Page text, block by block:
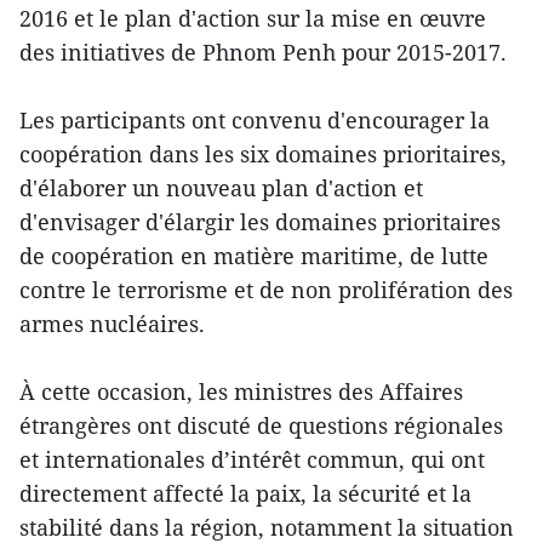
2016 et le plan d'action sur la mise en œuvre
des initiatives de Phnom Penh pour 2015-2017.
Les participants ont convenu d'encourager la
coopération dans les six domaines prioritaires,
d'élaborer un nouveau plan d'action et
d'envisager d'élargir les domaines prioritaires
de coopération en matière maritime, de lutte
contre le terrorisme et de non​ prolifération des
armes nucléaires.
À​ cette occasion, les ministres des Affaires
étrangères ont discuté ​de questions régionales
et internationales d’intérêt commun, qui ont
directement affecté la paix, la sécurité et la
stabilité dans la région, notamment la situation